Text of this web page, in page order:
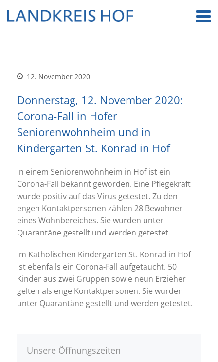
12. November 2020
Donnerstag, 12. November 2020:
Corona-Fall in Hofer
Seniorenwohnheim und in
Kindergarten St. Konrad in Hof
In einem Seniorenwohnheim in Hof ist ein
Corona-Fall bekannt geworden. Eine Pflegekraft
wurde positiv auf das Virus getestet. Zu den
engen Kontaktpersonen zählen 28 Bewohner
eines Wohnbereiches. Sie wurden unter
Quarantäne gestellt und werden getestet.
Im Katholischen Kindergarten St. Konrad in Hof
ist ebenfalls ein Corona-Fall aufgetaucht. 50
Kinder aus zwei Gruppen sowie neun Erzieher
gelten als enge Kontaktpersonen. Sie wurden
unter Quarantäne gestellt und werden getestet.
Unsere Öffnungszeiten